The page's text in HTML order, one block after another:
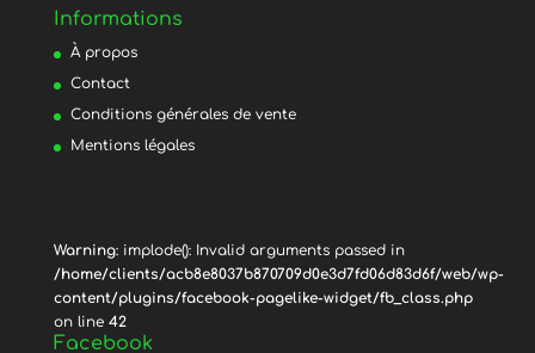
Informations
À propos
Contact
Conditions générales de vente
Mentions légales
Warning: implode(): Invalid arguments passed in
/home/clients/acb8e8037b870709d0e3d7fd06d83d6f/web/wp-
content/plugins/facebook-pagelike-widget/fb_class.php
on line 42
Facebook